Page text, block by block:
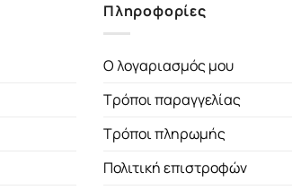
Πληροφορίες
Ο λογαριασμός μου
Τρόποι παραγγελίας
Τρόποι πληρωμής
Πολιτική επιστροφών